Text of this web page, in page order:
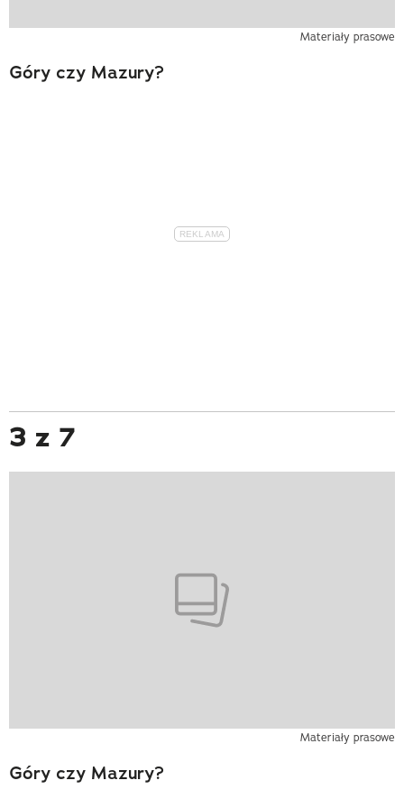
Materiały prasowe
Góry czy Mazury?
3 z 7
Materiały prasowe
Góry czy Mazury?